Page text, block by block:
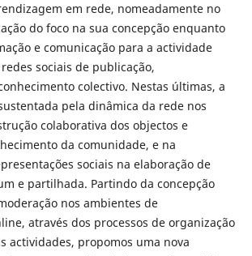
em rede, nomeadamente no
do foco na sua concepção enquanto
e comunicação para a actividade
sociais de publicação,
colectivo. Nestas últimas, a
pela dinâmica da rede nos
colaborativa dos objectos e
da comunidade, e na
sociais na elaboração de
e partilhada. Partindo da concepção
nos ambientes de
através dos processos de organização
actividades, propomos uma nova